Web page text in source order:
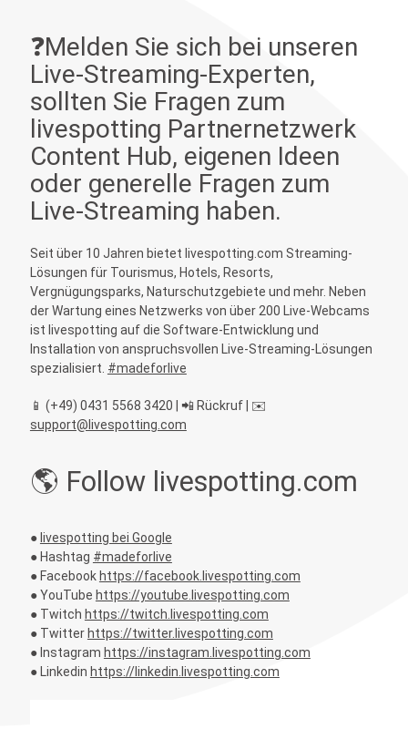
❓Melden Sie sich bei unseren
Live-Streaming-Experten,
sollten Sie Fragen zum
livespotting Partnernetzwerk
Content Hub, eigenen Ideen
oder generelle Fragen zum
Live-Streaming haben.
Seit über 10 Jahren bietet livespotting.com Streaming-
Lösungen für Tourismus, Hotels, Resorts,
Vergnügungsparks, Naturschutzgebiete und mehr. Neben
der Wartung eines Netzwerks von über 200 Live-Webcams
ist livespotting auf die Software-Entwicklung und
Installation von anspruchsvollen Live-Streaming-Lösungen
spezialisiert. #madeforlive
📱 (+49) 0431 5568 3420 | 📲 Rückruf | ✉️
support@livespotting.com
🌎 Follow livespotting.com
●livespotting bei Google
● Hashtag #madeforlive
● Facebookhttps://facebook.livespotting.com
● YouTube https://youtube.livespotting.com
● Twitch https://twitch.livespotting.com
● Twitterhttps://twitter.livespotting.com
● Instagram https://instagram.livespotting.com
● Linkedin https://linkedin.livespotting.com